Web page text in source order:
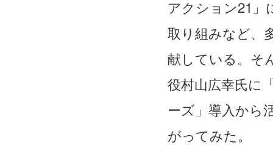
アクション21」
取り組みなど、
献している。そ
役村山広幸氏に
ーズ」導入から
がってみた。